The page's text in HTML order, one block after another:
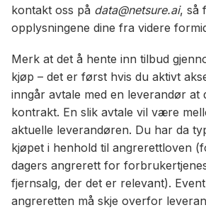
kontakt oss på data@netsure.ai, så
opplysningene dine fra videre
Merk at det å hente inn tilbud
kjøp – det er først hvis du aktivt
inngår avtale med en leverandør at
kontrakt. En slik avtale vil være
aktuelle leverandøren. Du har da
kjøpet i henhold til angrerettloven
dagers angrerett for
fjernsalg, der det er relevant).
angreretten må skje overfor